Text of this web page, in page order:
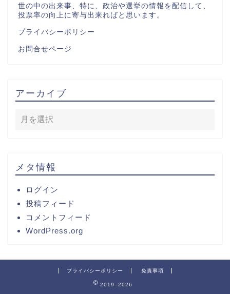
世の中の出来事、特に、政治や選挙の情報を配信して、
投票率の向上に寄与出来ればと思います。
プライバシーポリシー
お問合せページ
アーカイブ
メタ情報
ログイン
投稿フィード
コメントフィード
WordPress.org
プライバシーポリシー 免責事項
2019–2026